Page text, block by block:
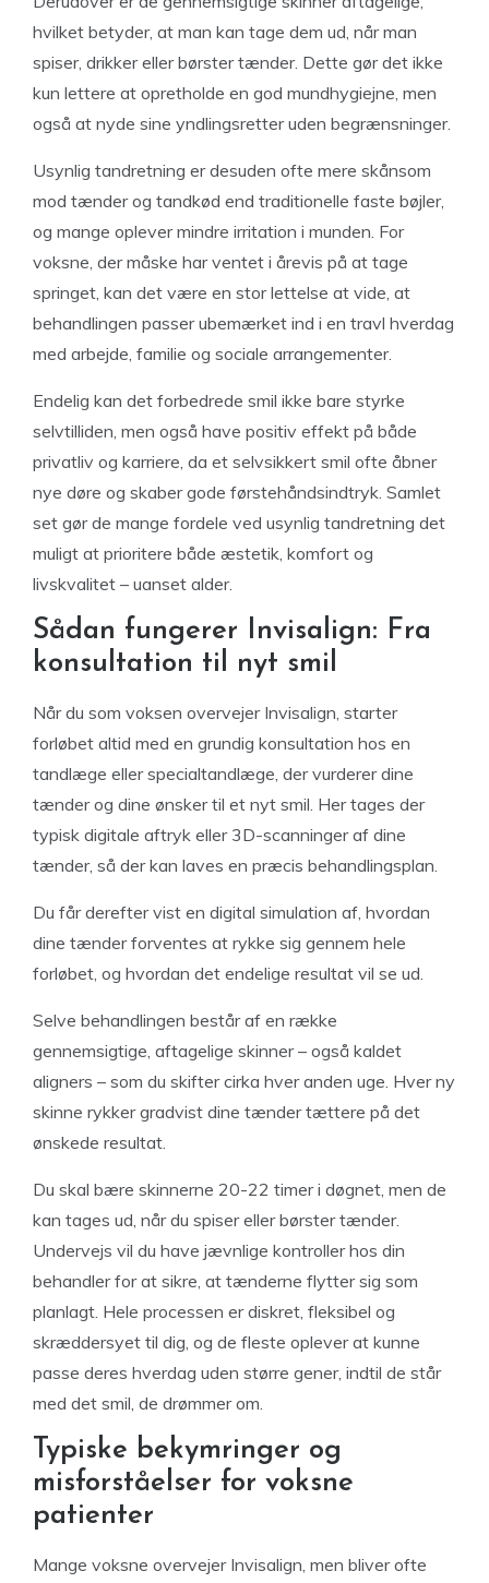
hvilket betyder, at man kan tage dem ud, når man
spiser, drikker eller børster tænder. Dette gør det ikke
kun lettere at opretholde en god mundhygiejne, men
også at nyde sine yndlingsretter uden begrænsninger.
Usynlig tandretning er desuden ofte mere skånsom
mod tænder og tandkød end traditionelle faste bøjler,
og mange oplever mindre irritation i munden. For
voksne, der måske har ventet i årevis på at tage
springet, kan det være en stor lettelse at vide, at
behandlingen passer ubemærket ind i en travl hverdag
med arbejde, familie og sociale arrangementer.
Endelig kan det forbedrede smil ikke bare styrke
selvtilliden, men også have positiv effekt på både
privatliv og karriere, da et selvsikkert smil ofte åbner
nye døre og skaber gode førstehåndsindtryk. Samlet
set gør de mange fordele ved usynlig tandretning det
muligt at prioritere både æstetik, komfort og
livskvalitet – uanset alder.
Sådan fungerer Invisalign: Fra
konsultation til nyt smil
Når du som voksen overvejer Invisalign, starter
forløbet altid med en grundig konsultation hos en
tandlæge eller specialtandlæge, der vurderer dine
tænder og dine ønsker til et nyt smil. Her tages der
typisk digitale aftryk eller 3D-scanninger af dine
tænder, så der kan laves en præcis behandlingsplan.
Du får derefter vist en digital simulation af, hvordan
dine tænder forventes at rykke sig gennem hele
forløbet, og hvordan det endelige resultat vil se ud.
Selve behandlingen består af en række
gennemsigtige, aftagelige skinner – også kaldet
aligners – som du skifter cirka hver anden uge. Hver ny
skinne rykker gradvist dine tænder tættere på det
ønskede resultat.
Du skal bære skinnerne 20-22 timer i døgnet, men de
kan tages ud, når du spiser eller børster tænder.
Undervejs vil du have jævnlige kontroller hos din
behandler for at sikre, at tænderne flytter sig som
planlagt. Hele processen er diskret, fleksibel og
skræddersyet til dig, og de fleste oplever at kunne
passe deres hverdag uden større gener, indtil de står
med det smil, de drømmer om.
Typiske bekymringer og
misforståelser for voksne
patienter
Mange voksne overvejer Invisalign, men bliver ofte